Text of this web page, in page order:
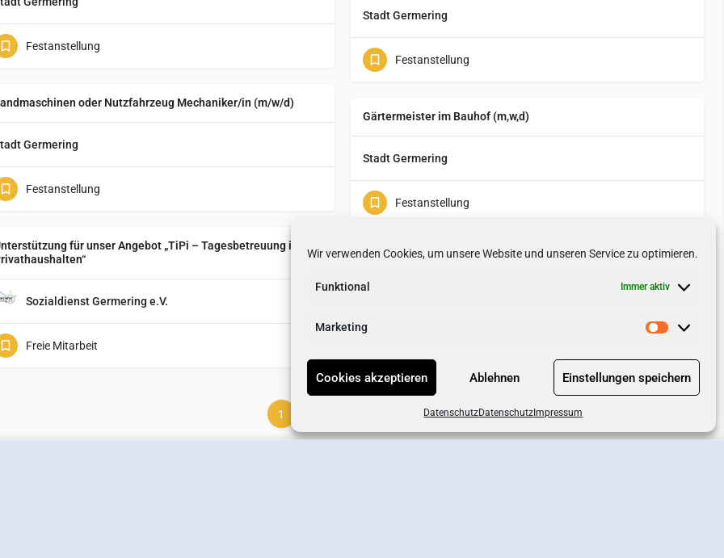
Wir verwenden Cookies, um unsere Website und unseren Service zu optimieren.
Funktional Immer aktiv
Marketing
Cookies akzeptieren Ablehnen Einstellungen speichern
DatenschutzDatenschutz Impressum
Festanstellung
Stadt Germering
Festanstellung
oder Nutzfahrzeug Mechaniker/in (m/w/d)
Germering
Festanstellung
Gärtermeister im Bauhof (m,w,d)
Stadt Germering
Festanstellung
für unser Angebot „TiPi – Tagesbetreuung in
Sozialdienst Germering e.V.
Freie Mitarbeit
1